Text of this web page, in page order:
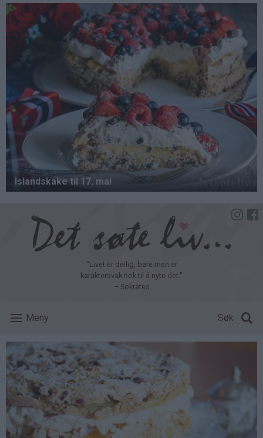
Hopp
hovedinnhold
"Livet er deilig, bare man er
karaktersvak nok til å nyte det."
– Sokrates
Meny Søk